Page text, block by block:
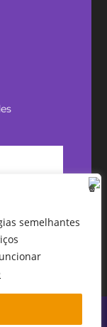
semelhantes
os direitos